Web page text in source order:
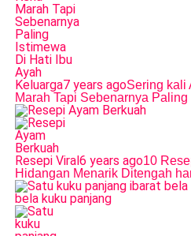
Keluarga7 years agoSering kali
Marah Tapi Sebenarnya
Resepi Viral6 years ago10
Hidangan Menarik Ditengah